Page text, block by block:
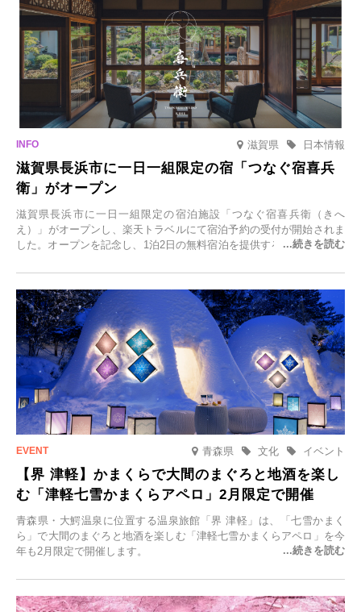
滋賀県 日本情報
滋賀県長浜市に一日一組限定の宿「つなぐ宿喜兵
衛」がオープン
滋賀県長浜市に一日一組限定の宿泊施設「つなぐ宿喜兵衛（きへ
え）」がオープンし、楽天トラベルにて宿泊予約の受付が開始されま
した。オープンを記念し、1泊2日の無料宿泊を提供するキャンペーン
一組限定の宿だからこそ叶う、大切な人との特別な時間を体験いただ
けます。
青森県 イベント
文化
【界 津軽】かまくらで大間のまぐろと地酒を楽し
む「津軽七雪かまくらアペロ」2月限定で開催
青森県・大鰐温泉に位置する温泉旅館「界 津軽」は、「七雪かまく
ら」で大間のまぐろと地酒を楽しむ「津軽七雪かまくらアペロ」を今
年も2月限定で開催します。